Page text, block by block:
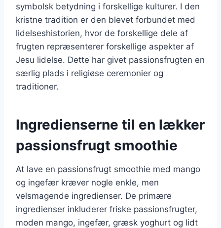
symbolsk betydning i forskellige kulturer. I den
kristne tradition er den blevet forbundet med
lidelseshistorien, hvor de forskellige dele af
frugten repræsenterer forskellige aspekter af
Jesu lidelse. Dette har givet passionsfrugten en
særlig plads i religiøse ceremonier og
traditioner.
Ingredienserne til en lækker
passionsfrugt smoothie
At lave en passionsfrugt smoothie med mango
og ingefær kræver nogle enkle, men
velsmagende ingredienser. De primære
ingredienser inkluderer friske passionsfrugter,
moden mango, ingefær, græsk yoghurt og lidt